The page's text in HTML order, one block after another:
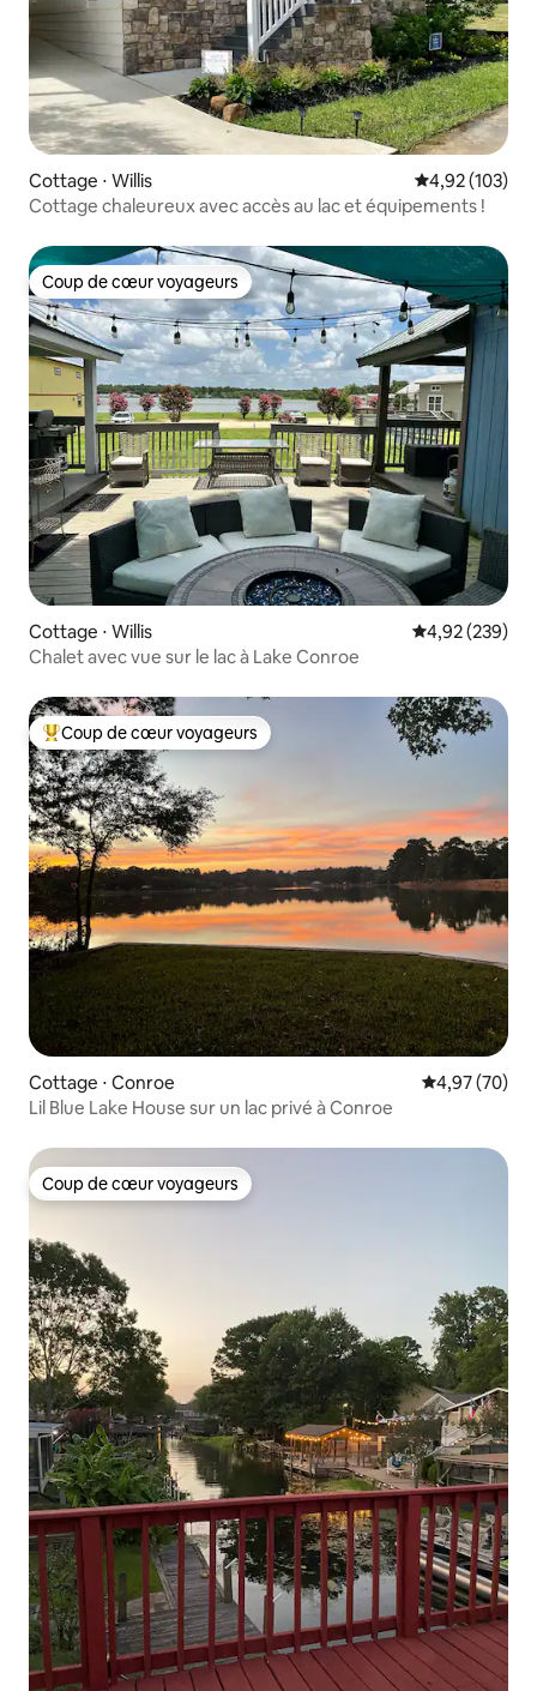
Cottage ⋅ Willis Évaluation
4,92 (103)
Cottage chaleureux avec accès au lac et équipements !
Coup de cœur voyageurs
Coup de cœur voyageurs
Cottage ⋅ Willis Évaluation
4,92 (239)
Chalet avec vue sur le lac à Lake Conroe
Coups de cœur voyageurs les plus appréciés
Coup de cœur voyageurs
Cottage ⋅ Conroe Évaluation
4,97 (70)
Lil Blue Lake House sur un lac privé à Conroe
Coup de cœur voyageurs
Coup de cœur voyageurs